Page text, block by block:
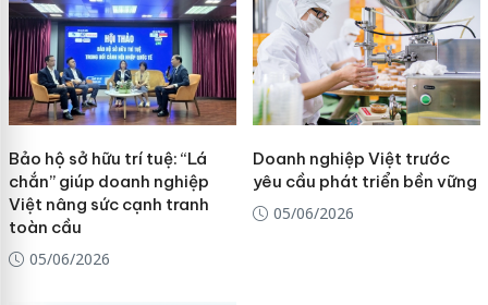
Bảo hộ sở hữu trí tuệ: “Lá
chắn” giúp doanh nghiệp
Việt nâng sức cạnh tranh
toàn cầu
05/06/2026
Doanh nghiệp Việt trước
yêu cầu phát triển bền vững
05/06/2026